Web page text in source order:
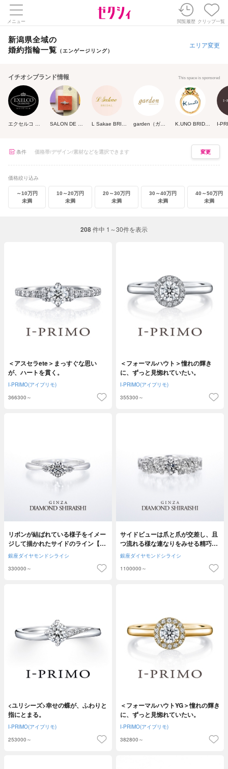
メニュー 閲覧履歴 クリップ一覧
新潟県全域の
婚約指輪一覧 （エンゲージリング）
エリア変更
イチオシブランド情報 This space is sponsored
条件 変更
価格絞り込み
～10万円
未満
10～20万円
未満
20～30万円
未満
30～40万円
未満
40～50万円
未満
208件中 1～30件を表示
＜アスセラete＞まっすぐな思い
が、ハートを貫く。
I-PRIMO(アイプリモ)
366300～
＜フォーマルハウト＞憧れの輝き
に、ずっと見惚れていたい。
I-PRIMO(アイプリモ)
355300～
リボンが結ばれている様子をイメー
ジして描かれたサイドのライン【レ
ガーレ】
銀座ダイヤモンドシライシ
330000～
サイドビューは爪と爪が交差し、且
つ流れる様な連なりをみせる精巧な
つくり【オペラ】
銀座ダイヤモンドシライシ
1100000～
<ユリシーズ>幸せの蝶が、ふわりと
指にとまる。
I-PRIMO(アイプリモ)
253000～
＜フォーマルハウトYG＞憧れの輝き
に、ずっと見惚れていたい。
I-PRIMO(アイプリモ)
382800～